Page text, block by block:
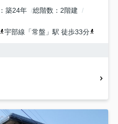
築24年 総階数
2階建
宇部線 「常盤 」駅 徒歩33分